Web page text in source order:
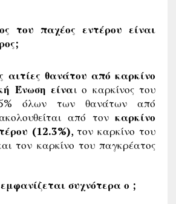
του παχέος εντέρου είναι
αιτίες θανάτου από καρκίνο
Ένωση είναι ο καρκίνος του
όλων των θανάτων από
από τονκαρκίνο
(12.3%), τον καρκίνο του
τον καρκίνο του παγκρέατος
συχνότερα ο ;